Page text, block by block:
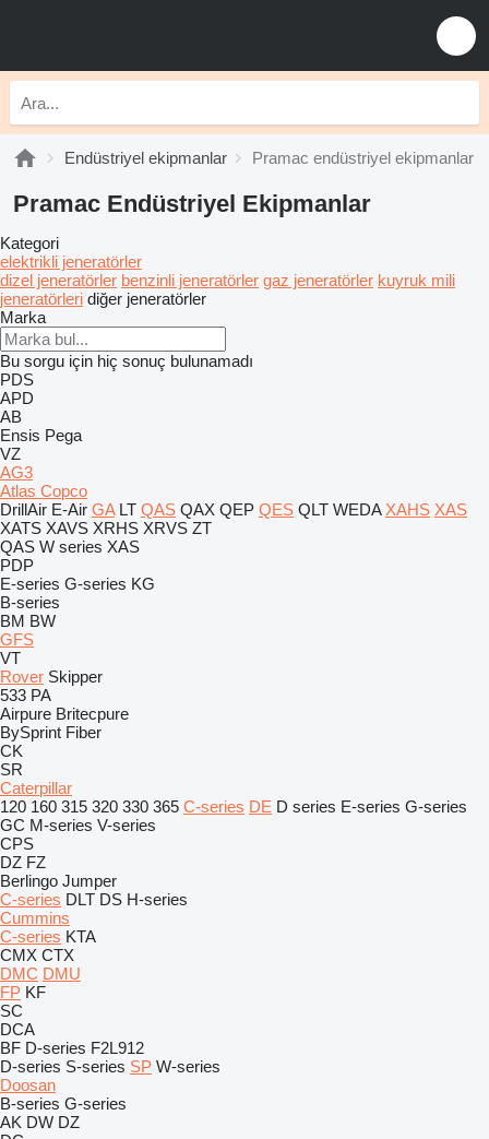
Endüstriyel ekipmanlar Pramac endüstriyel ekipmanlar
Pramac Endüstriyel Ekipmanlar
Kategori
elektrikli jeneratörler
dizel jeneratörler benzinli jeneratörler gaz jeneratörler kuyruk mili
jeneratörleri diğer jeneratörler
Marka
Bu sorgu için hiç sonuç bulunamadı
PDS
APD
AB
Ensis Pega
VZ
AG3
Atlas Copco
DrillAir E-Air GA LT QAS QAX QEP QES QLT WEDA XAHS XAS
XATS XAVS XRHS XRVS ZT
QAS W series XAS
PDP
E-series G-series KG
B-series
BM BW
GFS
VT
Rover Skipper
533 PA
Airpure Britecpure
BySprint Fiber
CK
SR
Caterpillar
120 160 315 320 330 365 C-series DE D series E-series G-series
GC M-series V-series
CPS
DZ FZ
Berlingo Jumper
C-series DLT DS H-series
Cummins
C-series KTA
CMX CTX
DMC DMU
FP KF
SC
DCA
BF D-series F2L912
D-series S-series SP W-series
Doosan
B-series G-series
AK DW DZ